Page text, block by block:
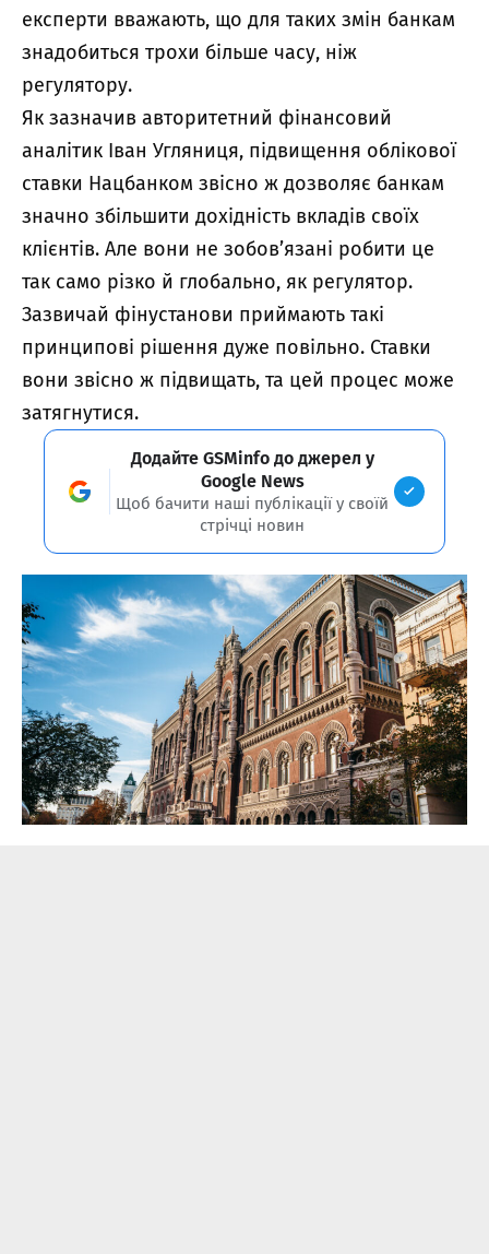
експерти вважають, що для таких змін банкам
знадобиться трохи більше часу, ніж
регулятору.
Як зазначив авторитетний фінансовий
аналітик Іван Угляниця, підвищення облікової
ставки Нацбанком звісно ж дозволяє банкам
значно збільшити дохідність вкладів своїх
клієнтів. Але вони не зобов’язані робити це
так само різко й глобально, як регулятор.
Зазвичай фінустанови приймають такі
принципові рішення дуже повільно. Ставки
вони звісно ж підвищать, та цей процес може
затягнутися.
Додайте GSMinfo до джерел у
Google News
Щоб бачити наші публікації у своїй
стрічці новин